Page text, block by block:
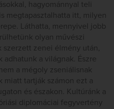
hagyománnyal teli
megtapasztalhatta itt, milyen
Láthatta, mennyivel jobb
olyan művészi
zenei élmény után,
adhatunk a világnak. Észre
a mégoly zseniálisnak
miatt tartják számon ezt a
és északon. Kultúránk a
diplomáciai fegyvertény